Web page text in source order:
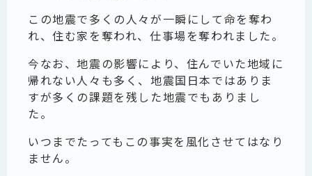
この地震で多くの人々が一瞬にして命を奪わ
れ、住む家を奪われ、仕事場を奪われました。
今なお、地震の影響により、住んでいた地域に
帰れない人々も多く、地震国日本ではありま
すが多くの課題を残した地震でもありまし
た。
いつまでたってもこの事実を風化させてはなり
ません。